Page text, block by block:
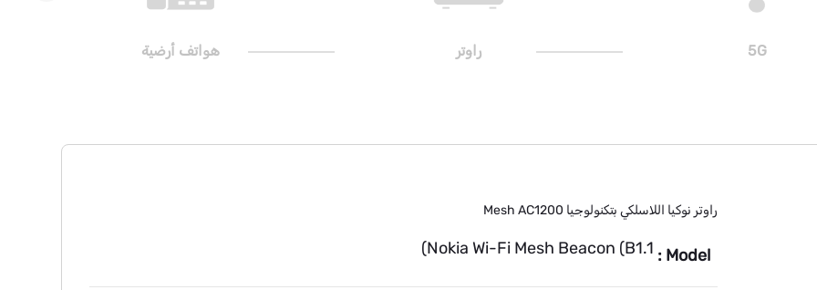
5G راوتر هواتف أرضية
راوتر نوكيا اللاسلكي بتكنولوجيا Mesh AC1200
Model :
Nokia Wi-Fi Mesh Beacon (B1.1)